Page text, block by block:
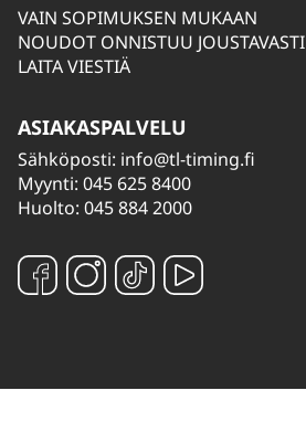
VAIN SOPIMUKSEN MUKAAN
NOUDOT ONNISTUU JOUSTAVASTI
LAITA VIESTIÄ
ASIAKASPALVELU
Sähköposti: info@tl-timing.fi
Myynti: 045 625 8400
Huolto: 045 884 2000